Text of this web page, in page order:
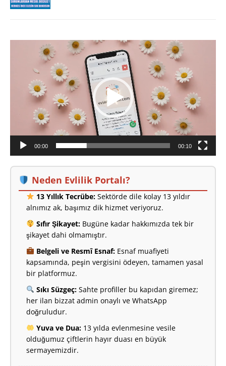
00:00 00:10
Neden Evlilik Portalı?
13 Yıllık Tecrübe:Sektörde dile kolay 13 yıldır
alnımız ak, başımız dik hizmet veriyoruz.
Sıfır Şikayet:Bugüne kadar hakkımızda tek bir
şikayet dahi olmamıştır.
Belgeli ve Resmî Esnaf:Esnaf muafiyeti
kapsamında, peşin vergisini ödeyen, tamamen yasal
bir platformuz.
Sıkı Süzgeç:Sahte profiller bu kapıdan giremez;
her ilan bizzat admin onaylı ve WhatsApp
doğruludur.
Yuva ve Dua:13 yılda evlenmesine vesile
olduğumuz çiftlerin hayır duası en büyük
sermayemizdir.